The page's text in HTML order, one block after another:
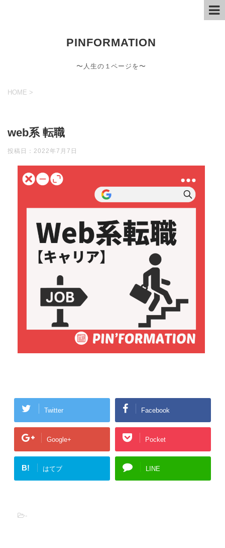
PINFORMATION
〜人生の１ページを〜
HOME >
web系 転職
投稿日： 2022年7月7日
Twitter Facebook
Google+ Pocket
B! はてブ LINE
-